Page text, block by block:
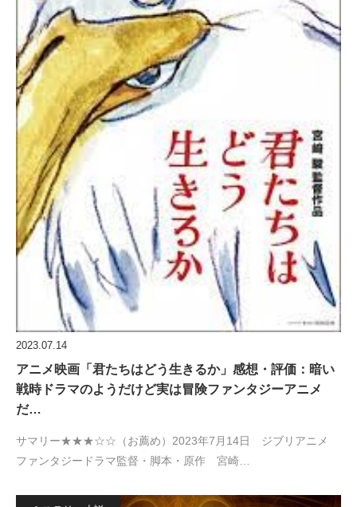
2023.07.14
アニメ映画「君たちはどう生きるか」感想・評価：暗い
戦時ドラマのようだけど実は冒険ファンタジーアニメ
だ…
サマリー★★★☆☆（お薦め）2023年7月14日 ジブリアニメ
ファンタジードラマ監督・脚本・原作 宮崎…